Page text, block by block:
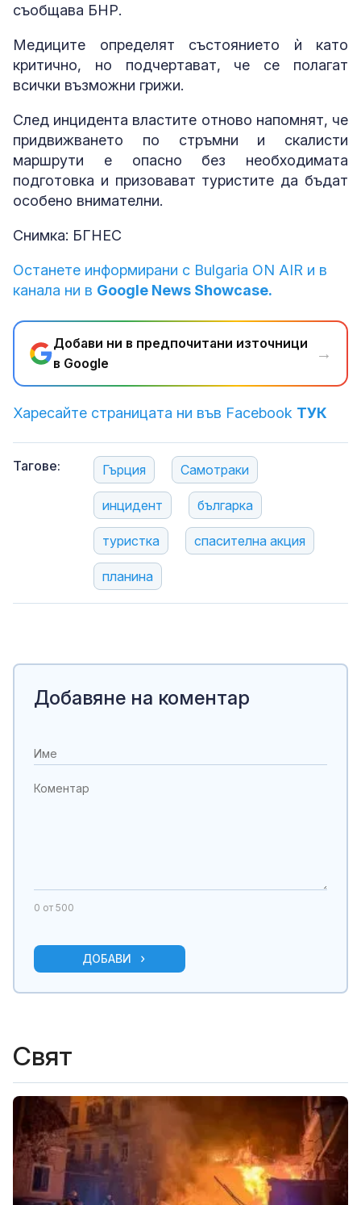
съобщава БНР.
Медиците определят състоянието ѝ като
критично, но подчертават, че се полагат
всички възможни грижи.
След инцидента властите отново напомнят, че
придвижването по стръмни и скалисти
маршрути е опасно без необходимата
подготовка и призовават туристите да бъдат
особено внимателни.
Снимка: БГНЕС
Останете информирани с Bulgaria ON AIR и в
канала ни в Google News Showcase.
Добави ни в предпочитани източници
в Google
→
Харесайте страницата ни във Facebook ТУК
Тагове: Гърция Самотраки
инцидент българка
туристка спасителна акция
планина
Добавяне на коментар
0 от 500
ДОБАВИ
Свят